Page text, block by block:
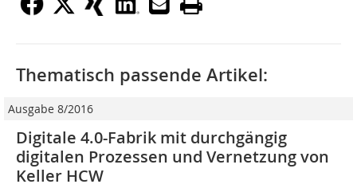
Thematisch passende Artikel:
Ausgabe 8/2016
Digitale 4.0-Fabrik mit durchgängig
digitalen Prozessen und Vernetzung von
Keller HCW